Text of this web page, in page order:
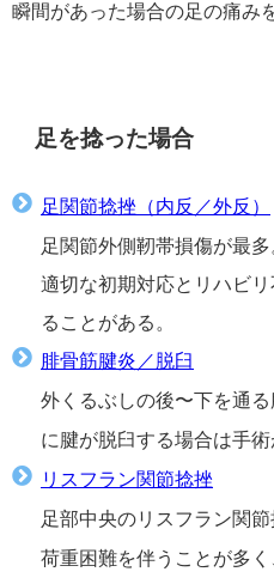
瞬間があった場合の足の痛み
足を捻った場合
足関節捻挫（内反／外反）
足関節外側靭帯損傷が最多
適切な初期対応とリハビ
ることがある。
腓骨筋腱炎／脱臼
外くるぶしの後〜下を通
に腱が脱臼する場合は手
リスフラン関節捻挫
足部中央のリスフラン関節
荷重困難を伴うことが多